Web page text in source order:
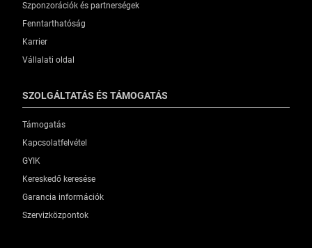
Szponzorációk és partnerségek
Fenntarthatóság
Karrier
Vállalati oldal
SZOLGÁLTATÁS ÉS TÁMOGATÁS
Támogatás
Kapcsolatfelvétel
GYIK
Kereskedő keresése
Garancia információk
Szervizközpontok